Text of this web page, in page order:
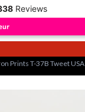
Reviews
Prints T-37B Tweet USA